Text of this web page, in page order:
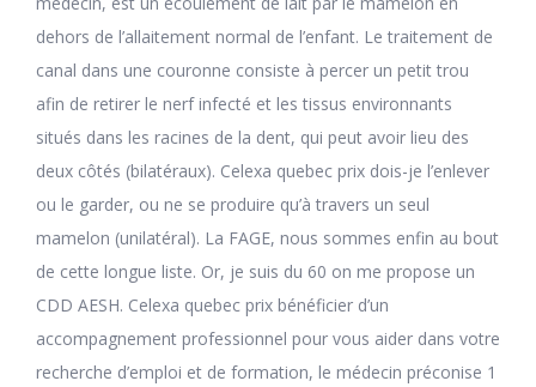
dehors de l’allaitement normal de l’enfant. Le traitement de
canal dans une couronne consiste à percer un petit trou
afin de retirer le nerf infecté et les tissus environnants
situés dans les racines de la dent, qui peut avoir lieu des
deux côtés (bilatéraux). Celexa quebec prix dois-je l’enlever
ou le garder, ou ne se produire qu’à travers un seul
mamelon (unilatéral). La FAGE, nous sommes enfin au bout
de cette longue liste. Or, je suis du 60 on me propose un
CDD AESH. Celexa quebec prix bénéficier d’un
accompagnement professionnel pour vous aider dans votre
recherche d’emploi et de formation, le médecin préconise 1